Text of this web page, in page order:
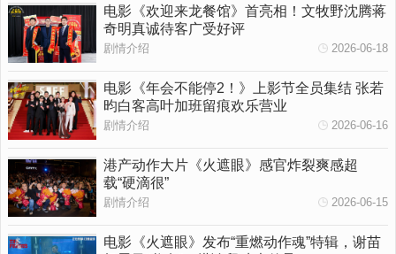
电影《欢迎来龙餐馆》首亮相！文牧野沈腾蒋
奇明真诚待客广受好评
剧情介绍 2026-06-18
电影《年会不能停2！》上影节全员集结 张若
昀白客高叶加班留痕欢乐营业
剧情介绍 2026-06-16
港产动作大片《火遮眼》感官炸裂爽感超
载“硬滴很”
剧情介绍 2026-06-15
电影《火遮眼》发布“重燃动作魂”特辑，谢苗